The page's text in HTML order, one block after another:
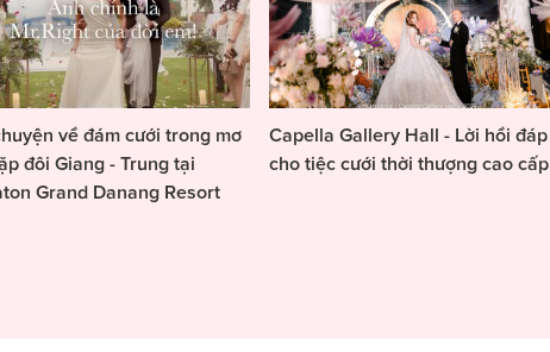
về đám cưới trong mơ
đôi Giang - Trung tại
Grand Danang Resort
Capella Gallery Hall - Lời hồi đáp
cho tiệc cưới thời thượng cao cấp